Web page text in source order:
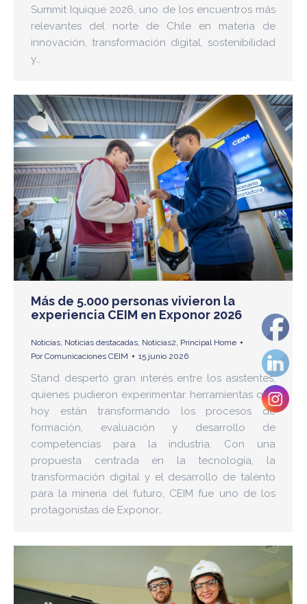
Summit Iquique 2026, uno de los encuentros más
relevantes del norte de Chile en materia de
innovación, transformación digital, sostenibilidad
y…
Más de 5.000 personas vivieron la
experiencia CEIM en Exponor 2026
Noticias, Noticias destacadas, Noticias2, Principal Home
PorComunicaciones CEIM 15 junio 2026
Stand despertó gran interés entre los asistentes,
quienes pudieron experimentar herramientas que
hoy están transformando los procesos de
formación, evaluación y desarrollo de
competencias para la industria. Con una
propuesta centrada en la tecnología, la
transformación digital y el desarrollo de talento
para la minería del futuro, CEIM fue uno de los
protagonistas de Exponor…